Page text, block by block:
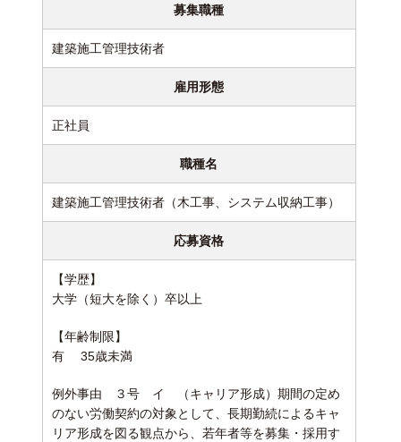
募集職種
建築施工管理技術者
雇用形態
正社員
職種名
建築施工管理技術者（木工事、システム収納工事）
応募資格
【学歴】
大学（短大を除く）卒以上
【年齢制限】
有 35歳未満
例外事由 ３号 イ （キャリア形成） 期間の定め
のない労働契約の対象として、長期勤続によるキャ
リア形成を図る観点から、若年者等を募集・採用す